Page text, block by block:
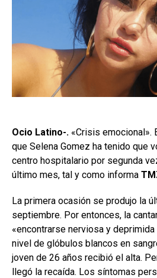
Ocio Latino-. «Crisis emocional».
que Selena Gomez ha tenido que
centro hospitalario por segunda
último mes, tal y como informa
La primera ocasión se produjo la
septiembre. Por entonces, la
«encontrarse nerviosa y deprimida
nivel de glóbulos blancos en
joven de 26 años recibió el alta.
llegó la recaída. Los síntomas